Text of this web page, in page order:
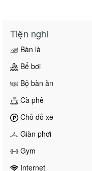
Tiện nghi
Bàn là
Bể bơi
Bộ bàn ăn
Cà phê
Chỗ đỗ xe
Giàn phơi
Gym
Internet